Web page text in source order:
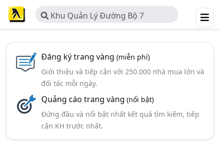
Khu Quản Lý Đường Bộ 7
Đăng ký trang vàng (miễn phí)
Giới thiệu và tiếp cận với 250.000 nhà mua lớn và
đối tác mỗi ngày.
Quảng cáo trang vàng (nổi bật)
Đứng đầu và nổi bật nhất kết quả tìm kiếm, tiếp
cận KH trước nhất.